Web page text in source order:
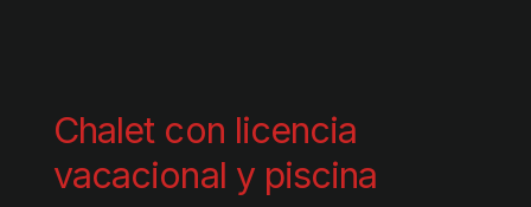
Chalet con licencia
vacacional y piscina